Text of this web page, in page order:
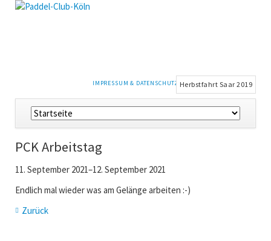
NAVIGATION
IMPRESSUM & DATENSCHUTZ Herbstfahrt Saar 2019
Navigation
überspringen
PCK Arbeitstag
11. September 2021–12. September 2021
Endlich mal wieder was am Gelänge arbeiten :-)
Zurück